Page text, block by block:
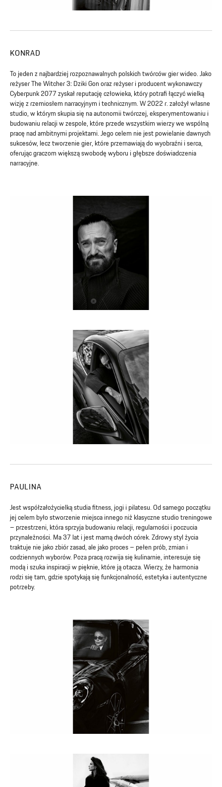
KONRAD
To jeden z najbardziej rozpoznawalnych polskich twórców gier wideo. Jako
reżyser The Witcher 3: Dziki Gon oraz reżyser i producent wykonawczy
Cyberpunk 2077 zyskał reputację człowieka, który potrafi łączyć wielką
wizję z rzemiosłem narracyjnym i technicznym. W 2022 r. założył własne
studio, w którym skupia się na autonomii twórczej, eksperymentowaniu i
budowaniu relacji w zespole, które przede wszystkim wierzy we wspólną
pracę nad ambitnymi projektami. Jego celem nie jest powielanie dawnych
sukcesów, lecz tworzenie gier, które przemawiają do wyobraźni i serca,
oferując graczom większą swobodę wyboru i głębsze doświadczenia
narracyjne.
PAULINA
Jest współzałożycielką studia fitness, jogi i pilatesu. Od samego początku
jej celem było stworzenie miejsca innego niż klasyczne studio treningowe
– przestrzeni, która sprzyja budowaniu relacji, regularności i poczucia
przynależności. Ma 37 lat i jest mamą dwóch córek. Zdrowy styl życia
traktuje nie jako zbiór zasad, ale jako proces – pełen prób, zmian i
codziennych wyborów. Poza pracą rozwija się kulinarnie, interesuje się
modą i szuka inspiracji w pięknie, które ją otacza. Wierzy, że harmonia
rodzi się tam, gdzie spotykają się funkcjonalność, estetyka i autentyczne
potrzeby.